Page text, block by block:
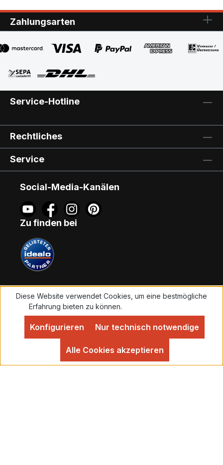
Zahlungsarten
Service-Hotline
Rechtliches
Service
Social-Media-Kanälen
Zu finden bei
Vertrag widerrufen
Alle Preise inkl. gesetzl. Mehrwertsteuer zzgl.
nicht anders angegeben.
Diese Website verwendet Cookies, um eine bestmögliche
Erfahrung bieten zu können.
Nur technisch notwendige
Konfigurieren
Alle Cookies akzeptieren